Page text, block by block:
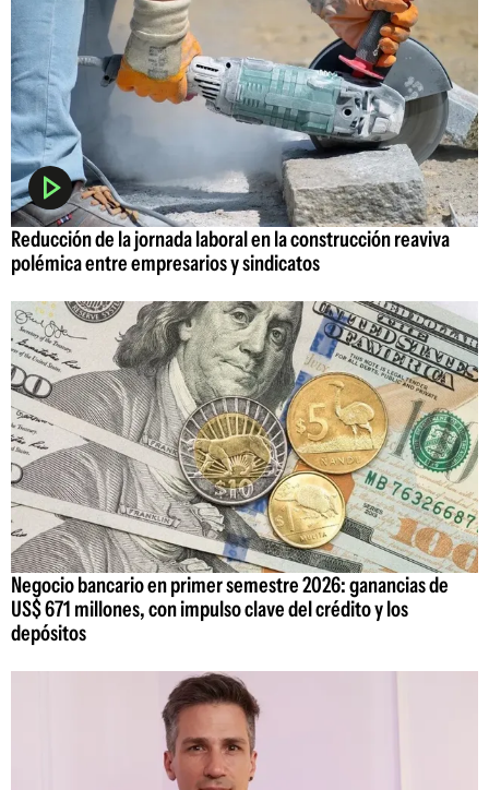
Reducción de la jornada laboral en la construcción reaviva
polémica entre empresarios y sindicatos
Negocio bancario en primer semestre 2026: ganancias de
US$ 671 millones, con impulso clave del crédito y los
depósitos